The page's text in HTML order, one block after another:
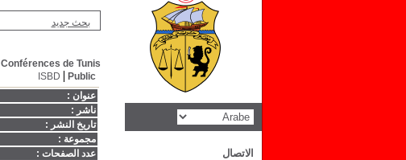
بحث جديد
Conférences de Tunis .
Public
ISBD
عنوان :
ناشر :
تاريخ النشر :
مجموعة :
عدد الصفحات :
الاتصال